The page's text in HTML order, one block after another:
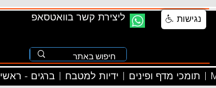
ליצירת קשר בוואטסאפ
ברגים - ראשי ידיות למטבח תומכי מדף ופינים
נגישות